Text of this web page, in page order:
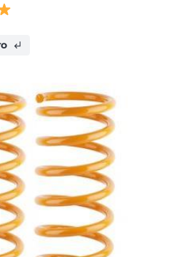
subdirectory_arrow_left